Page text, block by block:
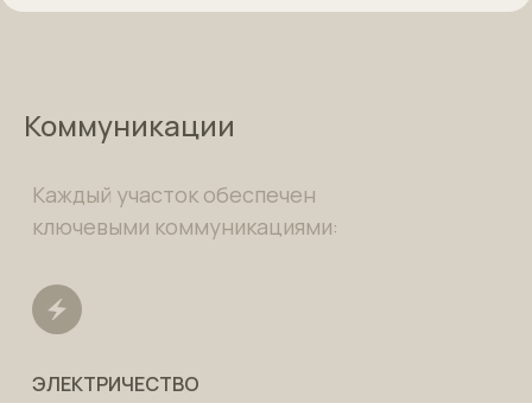
Коммуникации
Каждый участок обеспечен
ключевыми коммуникациями:
ЭЛЕКТРИЧЕСТВО